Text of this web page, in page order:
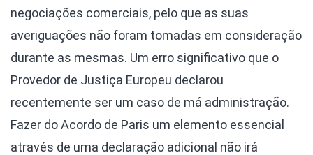
negociações comerciais, pelo que as suas
averiguações não foram tomadas em consideração
durante as mesmas. Um erro significativo que o
Provedor de Justiça Europeu declarou
recentemente ser um caso de má administração.
Fazer do Acordo de Paris um elemento essencial
através de uma declaração adicional não irá